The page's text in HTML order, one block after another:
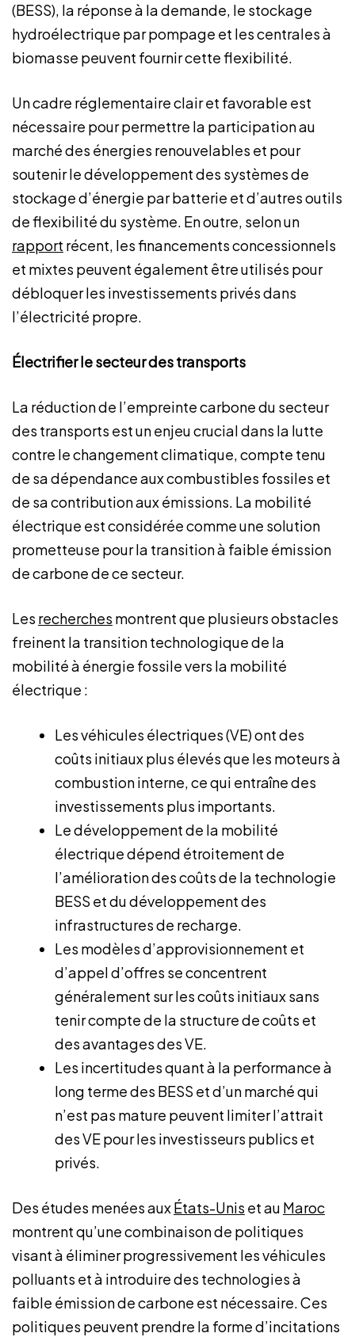
(BESS), la réponse à la demande, le stockage
hydroélectrique par pompage et les centrales à
biomasse peuvent fournir cette flexibilité.
Un cadre réglementaire clair et favorable est
nécessaire pour permettre la participation au
marché des énergies renouvelables et pour
soutenir le développement des systèmes de
stockage d’énergie par batterie et d’autres outils
de flexibilité du système. En outre, selon un
rapport récent, les financements concessionnels
et mixtes peuvent également être utilisés pour
débloquer les investissements privés dans
l’électricité propre.
Électrifier le secteur des transports
La réduction de l’empreinte carbone du secteur
des transports est un enjeu crucial dans la lutte
contre le changement climatique, compte tenu
de sa dépendance aux combustibles fossiles et
de sa contribution aux émissions. La mobilité
électrique est considérée comme une solution
prometteuse pour la transition à faible émission
de carbone de ce secteur.
Les recherches montrent que plusieurs obstacles
freinent la transition technologique de la
mobilité à énergie fossile vers la mobilité
électrique :
Les véhicules électriques (VE) ont des
coûts initiaux plus élevés que les moteurs à
combustion interne, ce qui entraîne des
investissements plus importants.
Le développement de la mobilité
électrique dépend étroitement de
l’amélioration des coûts de la technologie
BESS et du développement des
infrastructures de recharge.
Les modèles d’approvisionnement et
d’appel d’offres se concentrent
généralement sur les coûts initiaux sans
tenir compte de la structure de coûts et
des avantages des VE.
Les incertitudes quant à la performance à
long terme des BESS et d’un marché qui
n’est pas mature peuvent limiter l’attrait
des VE pour les investisseurs publics et
privés.
Des études menées auxÉtats-Unis et au Maroc
montrent qu’une combinaison de politiques
visant à éliminer progressivement les véhicules
polluants et à introduire des technologies à
faible émission de carbone est nécessaire. Ces
politiques peuvent prendre la forme d’incitations